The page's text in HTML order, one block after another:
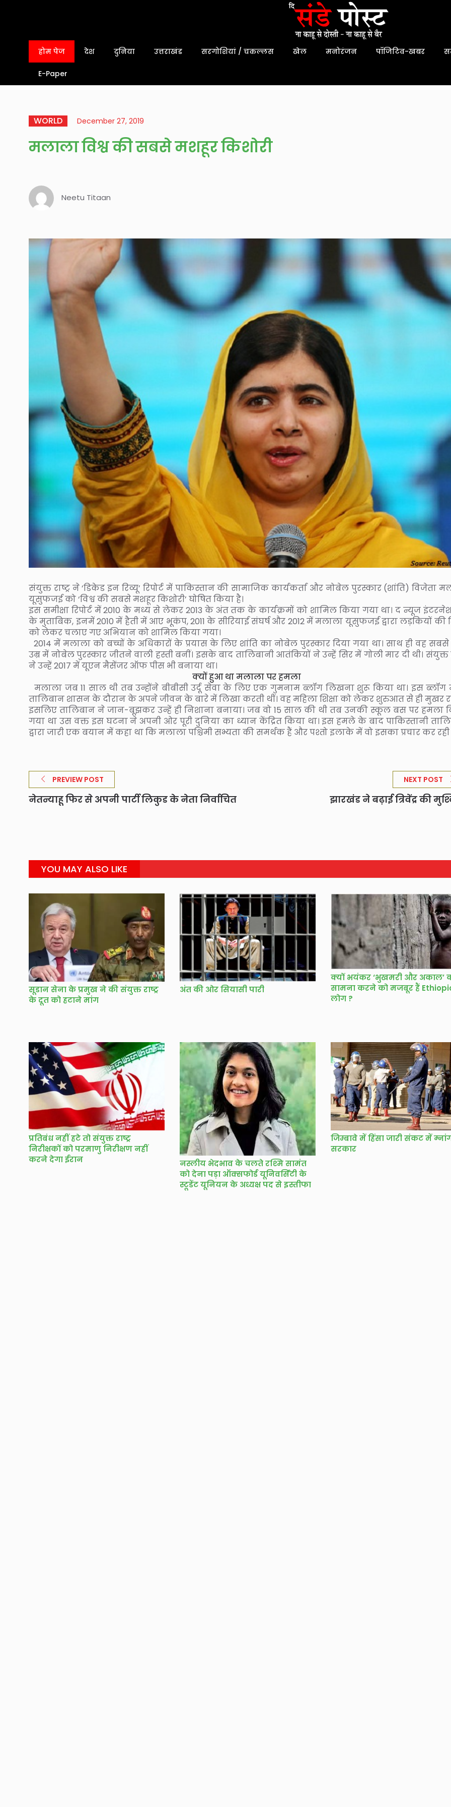
होम पेज देश दुनिया उत्तराखंड सरगोशियां / चकल्लस खेल मनोरंजन पॉजिटिव-खबर
E-Paper
WORLD December 27, 2019
मलाला विश्व की सबसे मशहूर किशोरी
Neetu Titaan
संयुक्त राष्ट्र ने ‘डिकेड इन रिव्यू’ रिपोर्ट में पाकिस्तान की सामाजिक कार्यकर्ता और नोबेल पुरस्कार (शांति) विजेता
यूसुफजई को ‘विश्व की सबसे मशहूर किशोरी’ घोषित किया है।
इस समीक्षा रिपोर्ट में 2010 के मध्य से लेकर 2013 के अंत तक के कार्यक्रमों को शामिल किया गया था। द न्यूज
के मुताबिक, इनमें 2010 में हैती में आए भूकंप, 2011 के सीरियाई संघर्ष और 2012 में मलाला यूसुफजई द्वारा लड़कियों की
को लेकर चलाए गए अभियान को शामिल किया गया।
2014 में मलाला को बच्चों के अधिकारों के प्रयास के लिए शांति का नोबेल पुरस्कार दिया गया था। साथ ही वह
उम्र में नोबेल पुरस्कार जीतने वाली हस्ती बनीं। इसके बाद तालिबानी आतंकियों ने उन्हें सिर में गोली मार दी थी। संयुक्त
ने उन्हें 2017 में यूएन मैसेंजर ऑफ पीस भी बनाया था।
क्यों हुआ था मलाला पर हमला
मलाला जब 11 साल थी तब उन्होंने बीबीसी उर्दू सेवा के लिए एक गुमनाम ब्लॉग लिखना शुरू किया था। इस ब्लॉग
तालिबान शासन के दौरान के अपने जीवन के बारे में लिखा करती थीं। वह महिला शिक्षा को लेकर शुरुआत से ही मुखर
इसलिए तालिबान ने जान-बूझकर उन्हें ही निशाना बनाया। जब वो 15 साल की थी तब उनकी स्कूल बस पर हमला
गया था उस वक्त इस घटना ने अपनी ओर पूरी दुनिया का ध्यान केंद्रित किया था। इस हमले के बाद पाकिस्तानी
द्वारा जारी एक बयान में कहा था कि मलाला पश्चिमी सभ्यता की समर्थक हैं और पश्तो इलाके में वो इसका प्रचार कर रही
PREVIEW POST
नेतन्याहू फिर से अपनी पार्टी लिकुड के नेता निर्वाचित
NEXT POST
झारखंड ने बढ़ाई त्रिवेंद्र की
YOU MAY ALSO LIKE
सूडान सेना के प्रमुख ने की संयुक्त राष्ट्र
के दूत को हटाने मांग
अंत की ओर सियासी पारी
क्यों भयंकर ‘भुखमरी और अकाल’
सामना करने को मजबूर हैं
लोग ?
प्रतिबंध नहीं हटे तो संयुक्त राष्ट्र
निरीक्षकों को परमाणु निरीक्षण नहीं
करने देगा ईरान
नस्लीय भेदभाव के चलते रश्मि सामंत
को देना पड़ा ऑक्सफोर्ड यूनिवर्सिटी के
स्टूडेंट यूनियन के अध्यक्ष पद से इस्तीफा
जिम्बावे में हिंसा जारी संकट में
सरकार